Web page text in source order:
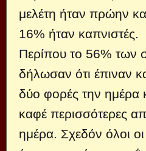
μελέτη ήταν πρώην
16% ήταν καπνιστές.
Περίπου το 56% των
δήλωσαν ότι έπιναν
δύο φορές την ημέρα
καφέ περισσότερες
ημέρα. Σχεδόν όλοι